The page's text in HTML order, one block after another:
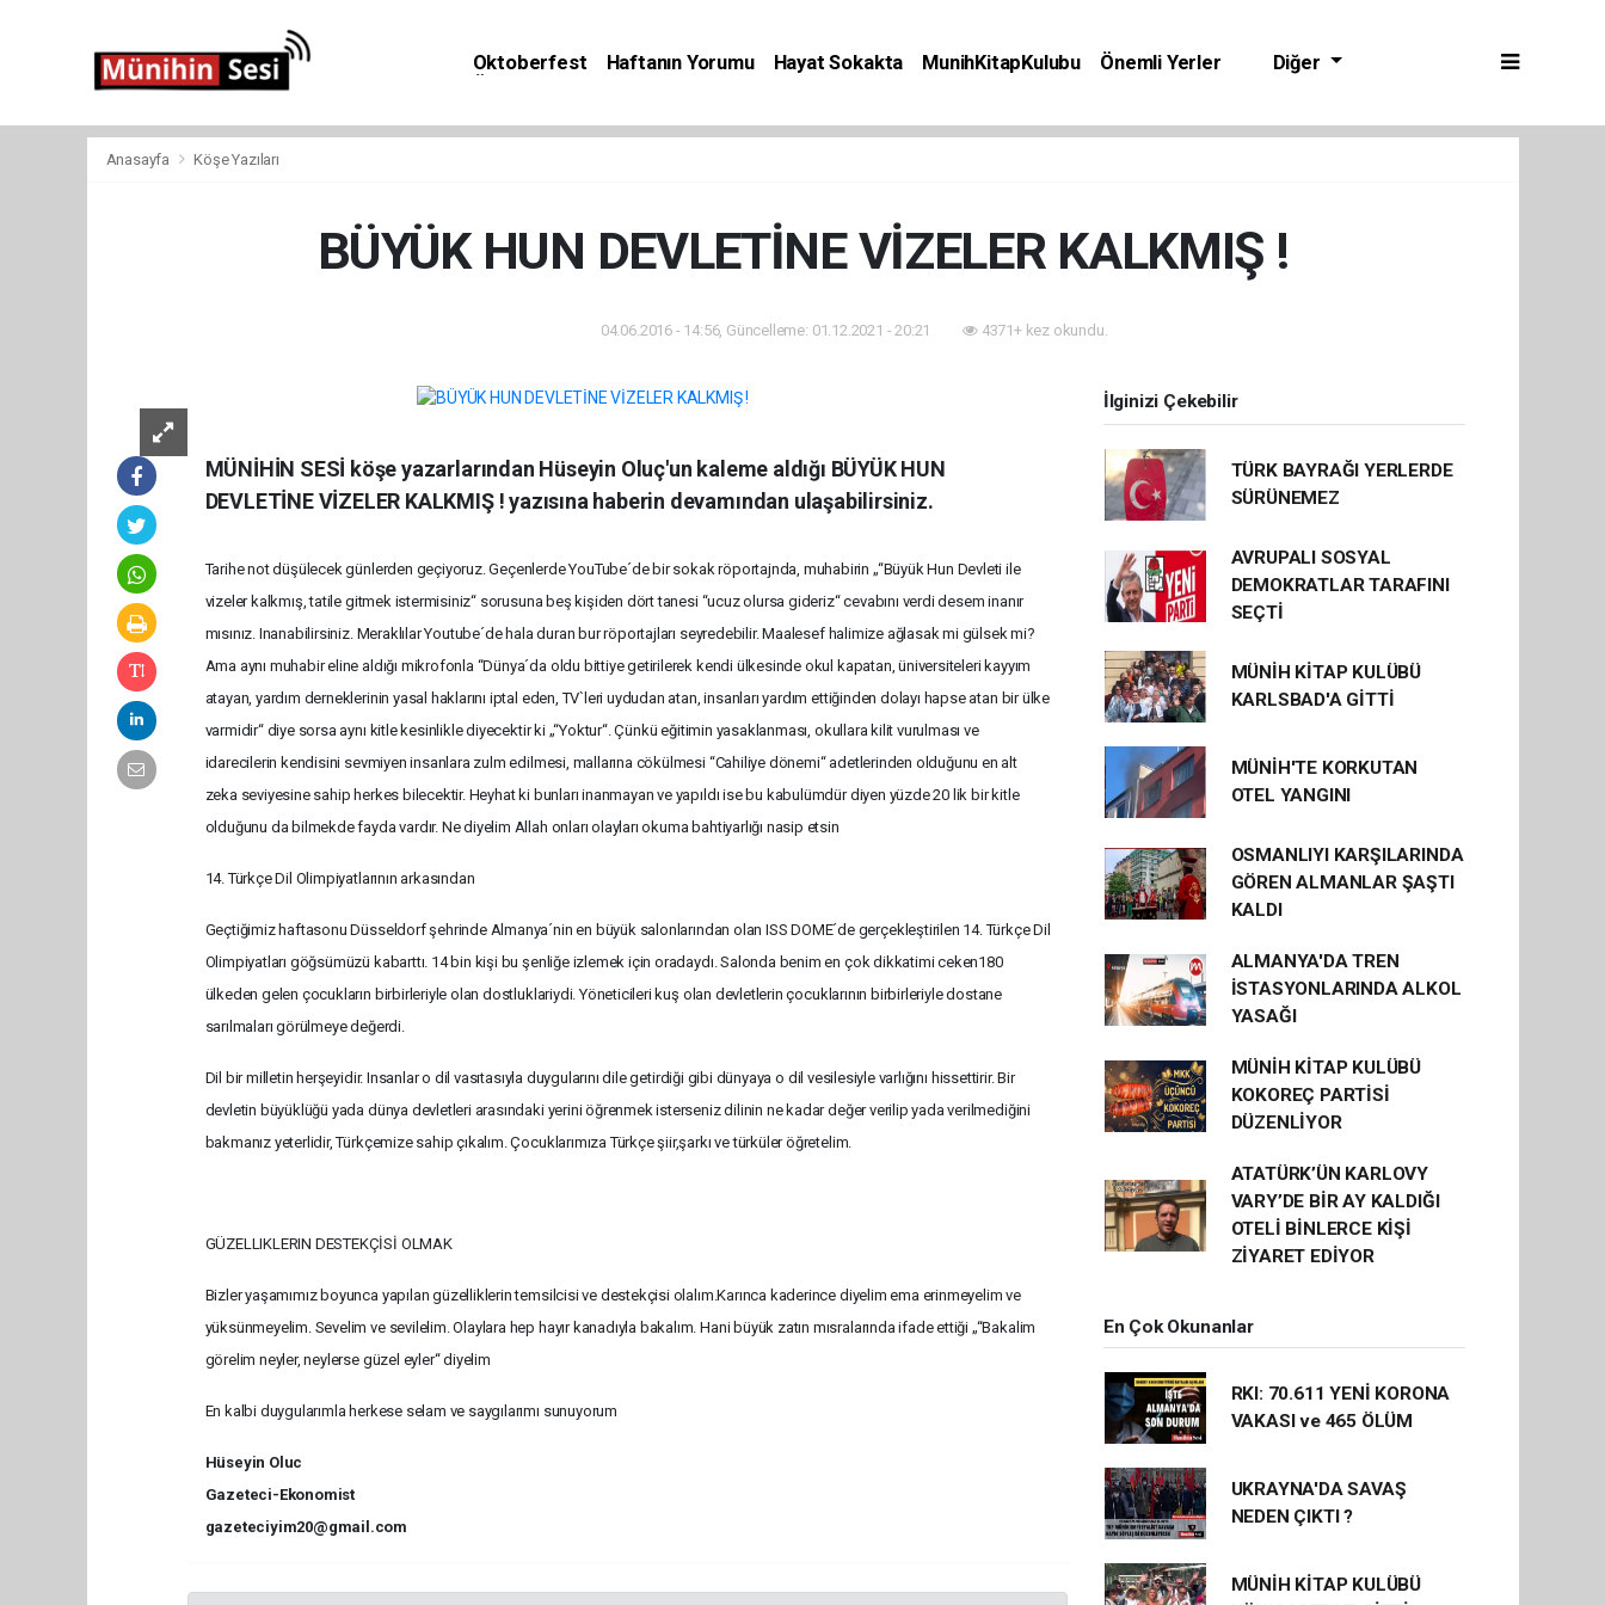
Oktoberfest Haftanın Yorumu Hayat Sokakta MunihKitapKulubu
Önemli Yerler
Diğer
Anasayfa Köşe Yazıları
BÜYÜK HUN DEVLETİNE VİZELER KALKMIŞ !
04.06.2016 - 14:56, Güncelleme: 01.12.2021 - 20:21 4371+ kez okundu.
MÜNİHİN SESİ köşe yazarlarından Hüseyin Oluç'un kaleme aldığı BÜYÜK HUN
DEVLETİNE VİZELER KALKMIŞ ! yazısına haberin devamından ulaşabilirsiniz.
Tarihe not düşülecek günlerden geçiyoruz. Geçenlerde YouTube´de bir sokak röportajnda, muhabirin „“Büyük Hun Devleti ile
vizeler kalkmış, tatile gitmek istermisiniz“ sorusuna beş kişiden dört tanesi “ucuz olursa gideriz“ cevabını verdi desem inanır
mısınız. Inanabilirsiniz. Meraklılar Youtube´de hala duran bur röportajları seyredebilir. Maalesef halimize ağlasak mi gülsek mi?
Ama aynı muhabir eline aldığı mikrofonla “Dünya´da oldu bittiye getirilerek kendi ülkesinde okul kapatan, üniversiteleri kayyım
atayan, yardım derneklerinin yasal haklarını iptal eden, TV`leri uydudan atan, insanları yardım ettiğinden dolayı hapse atan bir ülke
varmidir“ diye sorsa aynı kitle kesinlikle diyecektir ki „“Yoktur“. Çünkü eğitimin yasaklanması, okullara kilit vurulması ve
idarecilerin kendisini sevmiyen insanlara zulm edilmesi, mallarına cökülmesi “Cahiliye dönemi“ adetlerinden olduğunu en alt
zeka seviyesine sahip herkes bilecektir. Heyhat ki bunları inanmayan ve yapıldı ise bu kabulümdür diyen yüzde 20 lik bir kitle
olduğunu da bilmekde fayda vardır. Ne diyelim Allah onları olayları okuma bahtiyarlığı nasip etsin
14. Türkçe Dil Olimpiyatlarının arkasından
Geçtiğimiz haftasonu Düsseldorf şehrinde Almanya´nin en büyük salonlarından olan ISS DOME´de gerçekleştirilen 14. Türkçe Dil
Olimpiyatları göğsümüzü kabarttı. 14 bin kişi bu şenliğe izlemek için oradaydı. Salonda benim en çok dikkatimi ceken180
ülkeden gelen çocukların birbirleriyle olan dostluklariydi. Yöneticileri kuş olan devletlerin çocuklarının birbirleriyle dostane
sarılmaları görülmeye değerdi.
Dil bir milletin herşeyidir. Insanlar o dil vasıtasıyla duygularını dile getirdiği gibi dünyaya o dil vesilesiyle varlığını hissettirir. Bir
devletin büyüklüğü yada dünya devletleri arasındaki yerini öğrenmek isterseniz dilinin ne kadar değer verilip yada verilmediğini
bakmanız yeterlidir, Türkçemize sahip çıkalım. Çocuklarımıza Türkçe şiir,şarkı ve türküler öğretelim.
GÜZELLIKLERIN DESTEKÇİSİ OLMAK
Bizler yaşamımız boyunca yapılan güzelliklerin temsilcisi ve destekçisi olalım.Karınca kaderince diyelim ema erinmeyelim ve
yüksünmeyelim. Sevelim ve sevilelim. Olaylara hep hayır kanadıyla bakalım. Hani büyük zatın mısralarında ifade ettiği „“Bakalim
görelim neyler, neylerse güzel eyler“ diyelim
En kalbi duygularımla herkese selam ve saygılarımı sunuyorum
Hüseyin Oluc
Gazeteci-Ekonomist
gazeteciyim20@gmail.com
İlginizi Çekebilir
TÜRK BAYRAĞI YERLERDE
SÜRÜNEMEZ
AVRUPALI SOSYAL
DEMOKRATLAR TARAFINI
SEÇTİ
MÜNİH KİTAP KULÜBÜ
KARLSBAD'A GİTTİ
MÜNİH'TE KORKUTAN
OTEL YANGINI
OSMANLIYI KARŞILARINDA
GÖREN ALMANLAR ŞAŞTI
KALDI
ALMANYA'DA TREN
İSTASYONLARINDA ALKOL
YASAĞI
MÜNİH KİTAP KULÜBÜ
KOKOREÇ PARTİSİ
DÜZENLİYOR
ATATÜRK’ÜN KARLOVY
VARY’DE BİR AY KALDIĞI
OTELİ BİNLERCE KİŞİ
ZİYARET EDİYOR
En Çok Okunanlar
RKI: 70.611 YENİ KORONA
VAKASI ve 465 ÖLÜM
UKRAYNA'DA SAVAŞ
NEDEN ÇIKTI ?
MÜNİH KİTAP KULÜBÜ